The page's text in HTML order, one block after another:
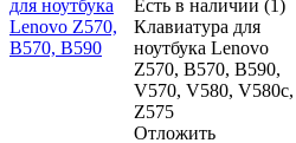
Есть в наличии (1)
Клавиатура для
ноутбука Lenovo
Z570, B570, B590,
V570, V580, V580c,
Z575
Отложить